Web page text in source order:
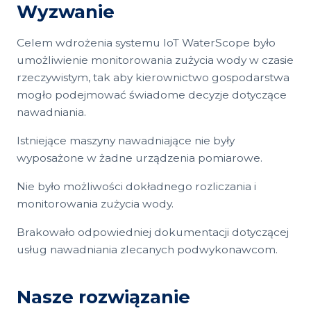
Wyzwanie
Celem wdrożenia systemu IoT WaterScope było
umożliwienie monitorowania zużycia wody w czasie
rzeczywistym, tak aby kierownictwo gospodarstwa
mogło podejmować świadome decyzje dotyczące
nawadniania.
Istniejące maszyny nawadniające nie były
wyposażone w żadne urządzenia pomiarowe.
Nie było możliwości dokładnego rozliczania i
monitorowania zużycia wody.
Brakowało odpowiedniej dokumentacji dotyczącej
usług nawadniania zlecanych podwykonawcom.
Nasze rozwiązanie